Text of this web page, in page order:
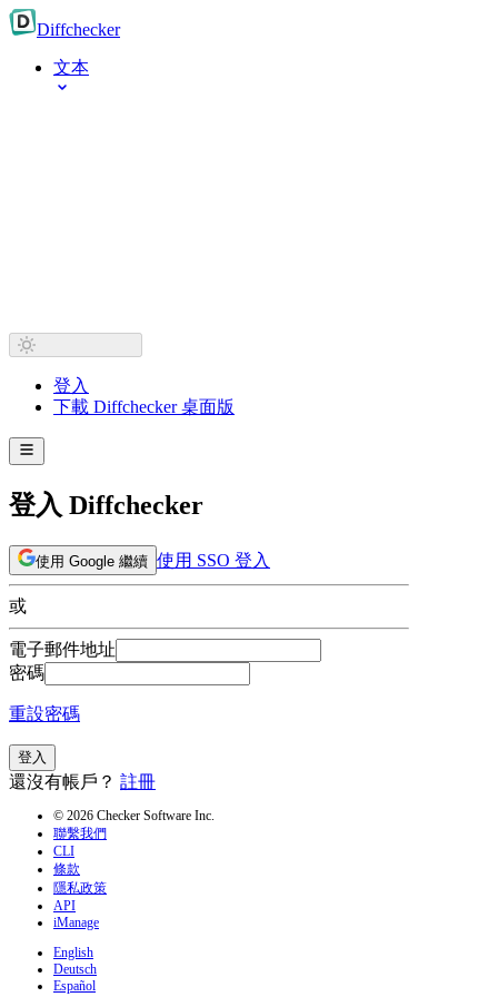
Diffchecker
文本
登入
下載 Diffchecker 桌面版
登入 Diffchecker
使用 Google 繼續 使用 SSO 登入
或
電子郵件地址
密碼
重設密碼
登入
還沒有帳戶？ 註冊
© 2026 Checker Software Inc.
聯繫我們
CLI
條款
隱私政策
API
iManage
English
Deutsch
Español